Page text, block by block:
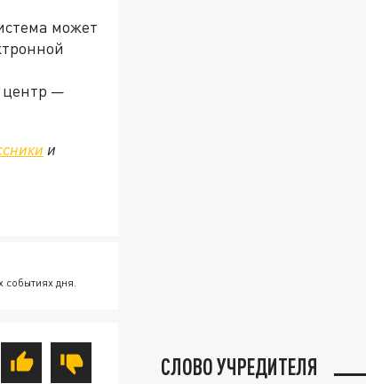
может
центр —
и
событиях дня.
СЛОВО УЧРЕДИТЕЛЯ